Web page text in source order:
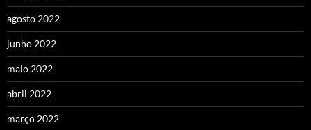
agosto 2022
junho 2022
maio 2022
abril 2022
março 2022